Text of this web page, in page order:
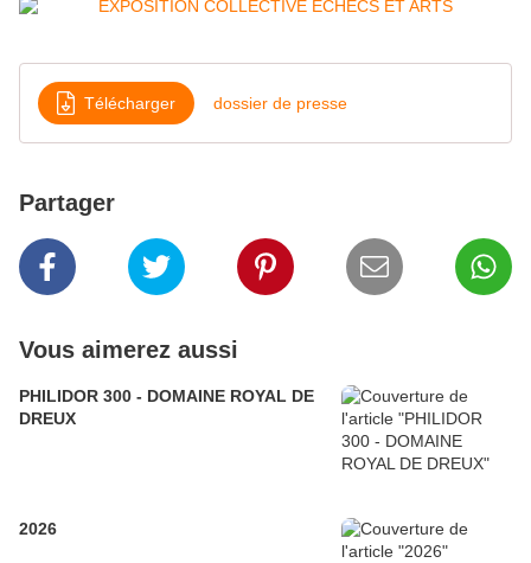
Télécharger dossier de presse
Partager
Vous aimerez aussi
PHILIDOR 300 - DOMAINE ROYAL DE
DREUX
2026